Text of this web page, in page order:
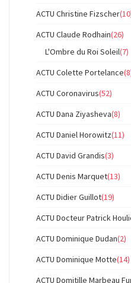
ACTU Christine Fizscher
ACTU Claude Rodhain(26)
L'Ombre du Roi Soleil(7)
ACTU Colette Portelance
ACTU Coronavirus(52)
ACTU Dana Ziyasheva(8)
ACTU Daniel Horowitz(11)
ACTU David Grandis(3)
ACTU Denis Marquet(13)
ACTU Didier Guillot(19)
ACTU Docteur Patrick
ACTU Dominique Dudan(2)
ACTU Dominique Motte(14)
ACTU Domitille Marbeau